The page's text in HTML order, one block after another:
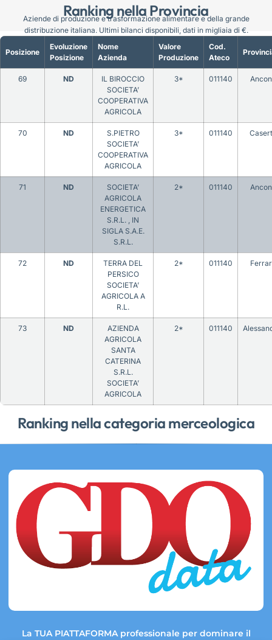
Ranking nella Provincia
Ranking nella categoria merceologica
Posizione
Evoluzione
Posizione
Nome
Azienda
Valore
Produzione
Cod.
Ateco
69 ND
IL BIROCCIO
SOCIETA’
COOPERATIVA
AGRICOLA
3* 011140
70 ND
S.PIETRO
SOCIETA’
COOPERATIVA
AGRICOLA
3* 011140
71 ND
SOCIETA’
AGRICOLA
ENERGETICA
S.R.L. , IN
SIGLA S.A.E.
S.R.L.
2* 011140
72 ND
TERRA DEL
PERSICO
SOCIETA’
AGRICOLA A
R.L.
2* 011140
73 ND
AZIENDA
AGRICOLA
SANTA
CATERINA
S.R.L.
SOCIETA’
AGRICOLA
2* 011140
Aziende di produzione e trasformazione alimentare e della grande
distribuzione italiana. Ultimi bilanci disponibili, dati in migliaia di €.
La TUA PIATTAFORMA professionale per dominare il